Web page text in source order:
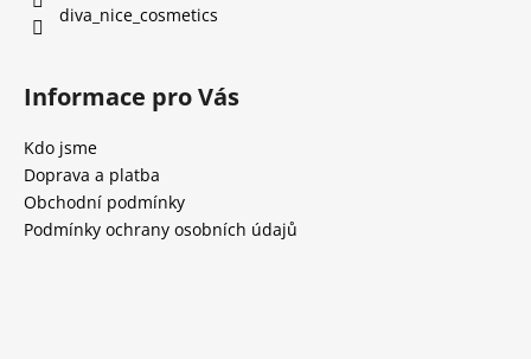
diva_nice_cosmetics
Informace pro Vás
Kdo jsme
Doprava a platba
Obchodní podmínky
Podmínky ochrany osobních údajů